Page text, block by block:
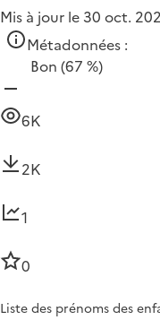
Mis à jour le 30 oct.
Métadonnées :
Bon (67 %)
6K
2K
1
0
Liste des prénoms des